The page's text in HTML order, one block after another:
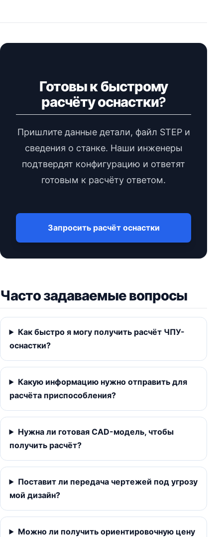
Готовы к быстрому
расчёту оснастки?
Пришлите данные детали, файл STEP и
сведения о станке. Наши инженеры
подтвердят конфигурацию и ответят
готовым к расчёту ответом.
Запросить расчёт оснастки
Часто задаваемые вопросы
Как быстро я могу получить расчёт ЧПУ-
оснастки?
Какую информацию нужно отправить для
расчёта приспособления?
Нужна ли готовая CAD-модель, чтобы
получить расчёт?
Поставит ли передача чертежей под угрозу
мой дизайн?
Можно ли получить ориентировочную цену